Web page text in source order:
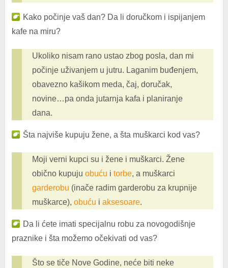
Kako počinje vaš dan? Da li doručkom i ispijanjem
kafe na miru?
Ukoliko nisam rano ustao zbog posla, dan mi
počinje uživanjem u jutru. Laganim buđenjem,
obavezno kašikom meda, čaj, doručak,
novine…pa onda jutarnja kafa i planiranje
dana.
Šta najviše kupuju žene, a šta muškarci kod vas?
Moji verni kupci su i žene i muškarci. Žene
obično kupuju obuću i torbe, a muškarci
garderobu (inače radim garderobu za krupnije
muškarce), obuću i aksesoare.
Da li ćete imati specijalnu robu za novogodišnje
praznike i šta možemo očekivati od vas?
Što se tiče Nove Godine, neće biti neke